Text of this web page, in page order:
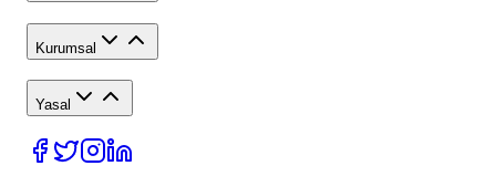
Kurumsal
Yasal